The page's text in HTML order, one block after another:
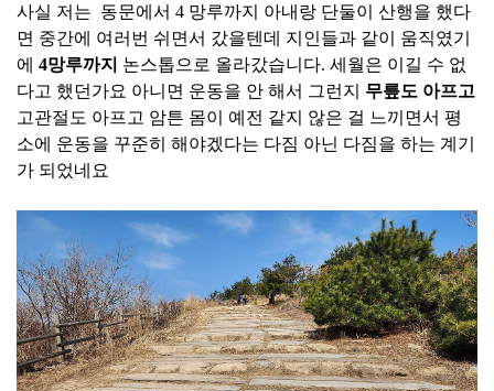
사실 저는 동문에서 4 망루까지 아내랑 단둘이 산행을 했다
면 중간에 여러번 쉬면서 갔을텐데 지인들과 같이 움직였기
에 4망루까지 논스톱으로 올라갔습니다. 세월은 이길 수 없
다고 했던가요 아니면 운동을 안 해서 그런지
무릎도 아프고
고관절도 아프고 암튼 몸이 예전 같지 않은 걸 느끼면서 평
소에 운동을 꾸준히 해야겠다는 다짐 아닌 다짐을 하는 계기
가 되었네요